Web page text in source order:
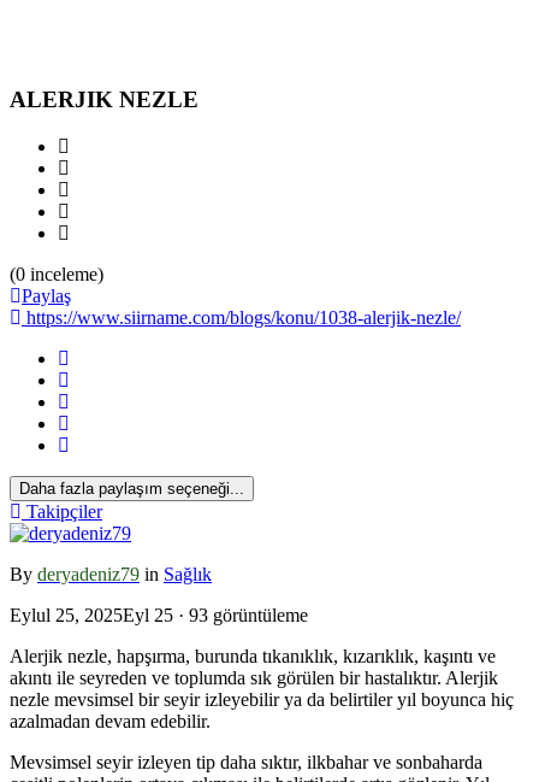
ALERJIK NEZLE
(0 inceleme)
Paylaş
https://www.siirname.com/blogs/konu/1038-alerjik-nezle/
Daha fazla paylaşım seçeneği...
Takipçiler
By deryadeniz79 in Sağlık
Eylul 25, 2025Eyl 25 · 93 görüntüleme
Alerjik nezle, hapşırma, burunda tıkanıklık, kızarıklık, kaşıntı ve
akıntı ile seyreden ve toplumda sık görülen bir hastalıktır. Alerjik
nezle mevsimsel bir seyir izleyebilir ya da belirtiler yıl boyunca hiç
azalmadan devam edebilir.
Mevsimsel seyir izleyen tip daha sıktır, ilkbahar ve sonbaharda
*